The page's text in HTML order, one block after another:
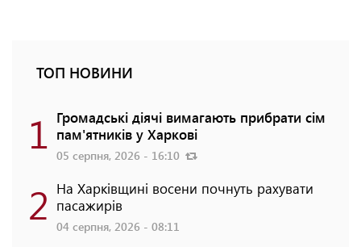
ТОП НОВИНИ
1 Громадські діячі вимагають прибрати сім
пам'ятників у Харкові
05 серпня, 2026 - 16:10
2 На Харківщині восени почнуть рахувати
пасажирів
04 серпня, 2026 - 08:11